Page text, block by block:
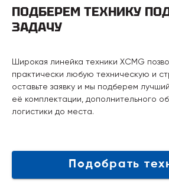
ПОДБЕРЕМ ТЕХНИКУ
ЗАДАЧУ
Широкая линейка техники XCMG
практически любую техническую и
оставьте заявку и мы подберем
её комплектации, дополнительного
логистики до места.
Подобрать